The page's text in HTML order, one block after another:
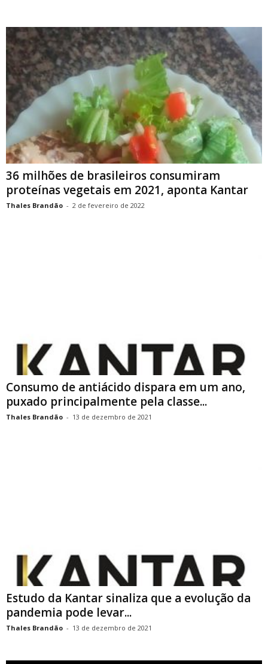
36 milhões de brasileiros consumiram
proteínas vegetais em 2021, aponta Kantar
Thales Brandão - 2 de fevereiro de 2022
Consumo de antiácido dispara em um ano,
puxado principalmente pela classe...
Thales Brandão - 13 de dezembro de 2021
Estudo da Kantar sinaliza que a evolução da
pandemia pode levar...
Thales Brandão - 13 de dezembro de 2021